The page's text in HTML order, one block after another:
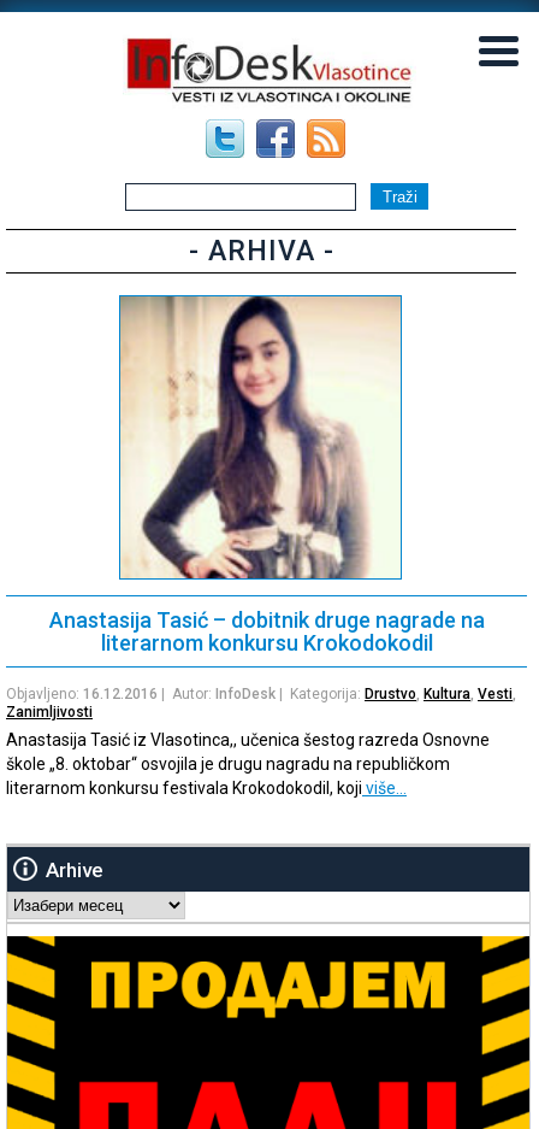
- ARHIVA -
Anastasija Tasić – dobitnik druge nagrade na
literarnom konkursu Krokodokodil
Objavljeno: 16.12.2016 | Autor: InfoDesk | Kategorija: Drustvo, Kultura, Vesti,
Zanimljivosti
Anastasija Tasić iz Vlasotinca,, učenica šestog razreda Osnovne
škole „8. oktobar“ osvojila je drugu nagradu na republičkom
literarnom konkursu festivala Krokodokodil, koji više…
Arhive
Arhive